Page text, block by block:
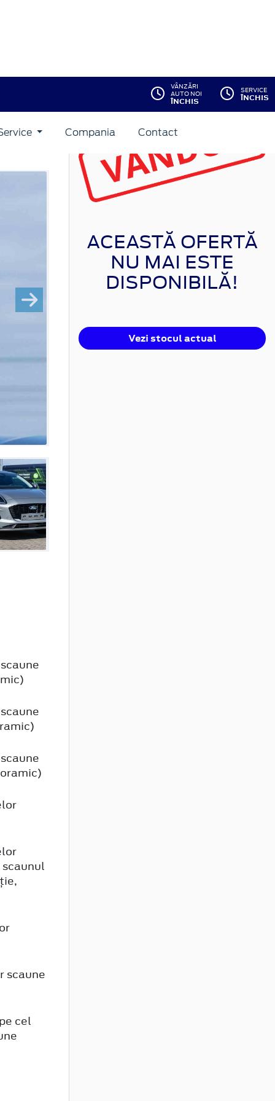
cel
ACEASTĂ OFERTĂ
NU MAI ESTE
DISPONIBILĂ!
Vezi stocul actual